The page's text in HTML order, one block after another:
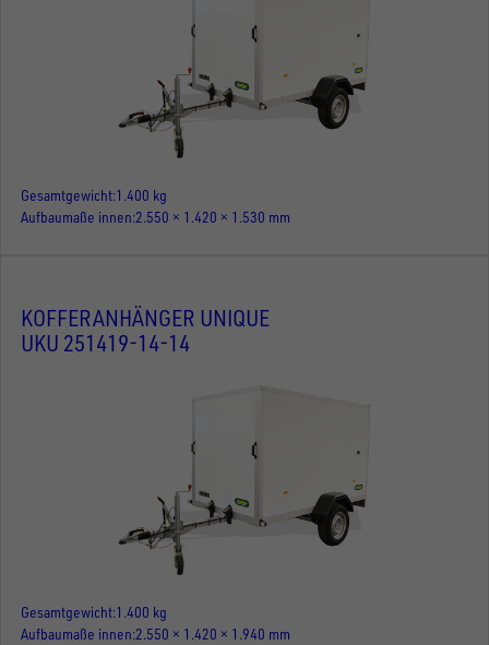
Gesamtgewicht 1.400 kg
Aufbaumaße innen 2.550 × 1.420 × 1.530 mm
KOFFERANHÄNGER UNIQUE
UKU 251419-14-14
Gesamtgewicht 1.400 kg
Aufbaumaße innen 2.550 × 1.420 × 1.940 mm